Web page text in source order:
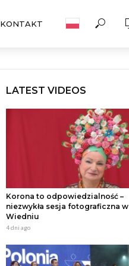
KONTAKT
LATEST VIDEOS
Korona to odpowiedzialność –
niezwykła sesja fotograficzna w
Wiedniu
4 dni ago